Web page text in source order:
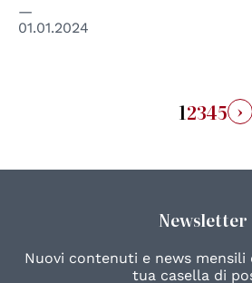
01.01.2024
12345 ›
Newsletter
Nuovi contenuti e news
tua casella di